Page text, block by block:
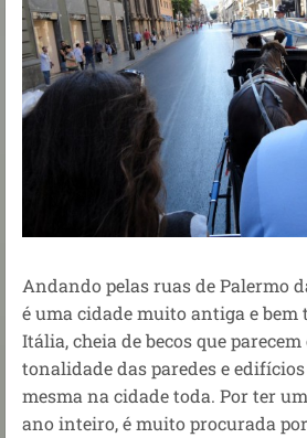
Andando pelas ruas de Palermo
é uma cidade muito antiga e bem
Itália, cheia de becos que
tonalidade das paredes e
mesma na cidade toda. Por ter
ano inteiro, é muito procurada